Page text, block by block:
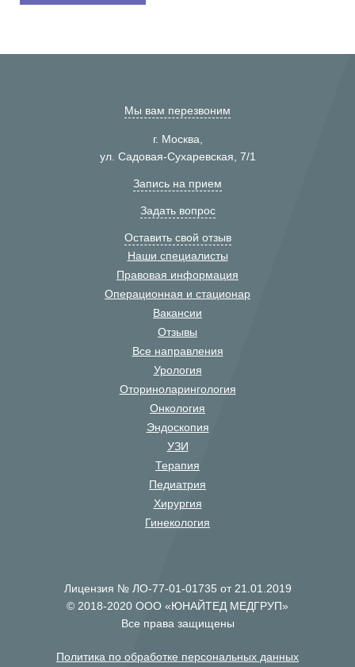
Мы вам перезвоним
г. Москва,
ул. Садовая-Сухаревская, 7/1
Запись на прием
Задать вопрос
Оставить свой отзыв
Наши специалисты
Правовая информация
Операционная и стационар
Вакансии
Отзывы
Все направления
Урология
Оториноларингология
Онкология
Эндоскопия
УЗИ
Терапия
Педиатрия
Хирургия
Гинекология
Лицензия № ЛО-77-01-01735 от 21.01.2019
© 2018-2020 ООО «ЮНАЙТЕД МЕДГРУП»
Все права защищены
Политика по обработке персональных данных